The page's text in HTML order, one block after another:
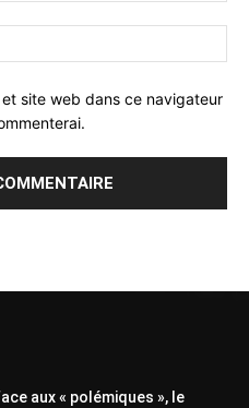
site web dans ce navigateur
aux « polémiques », le